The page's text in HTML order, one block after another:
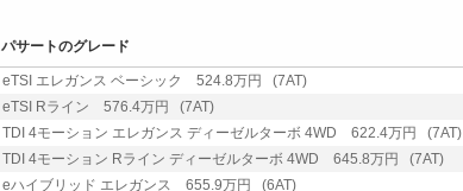
パサートのグレード
eTSI エレガンス ベーシック 524.8万円 (7AT)
eTSI Rライン 576.4万円 (7AT)
TDI 4モーション エレガンス ディーゼルターボ 4WD 622.4万円 (7AT)
TDI 4モーション Rライン ディーゼルターボ 4WD 645.8万円 (7AT)
eハイブリッド エレガンス 655.9万円 (6AT)